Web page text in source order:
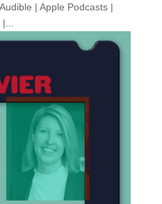
| Apple Podcasts |
|...